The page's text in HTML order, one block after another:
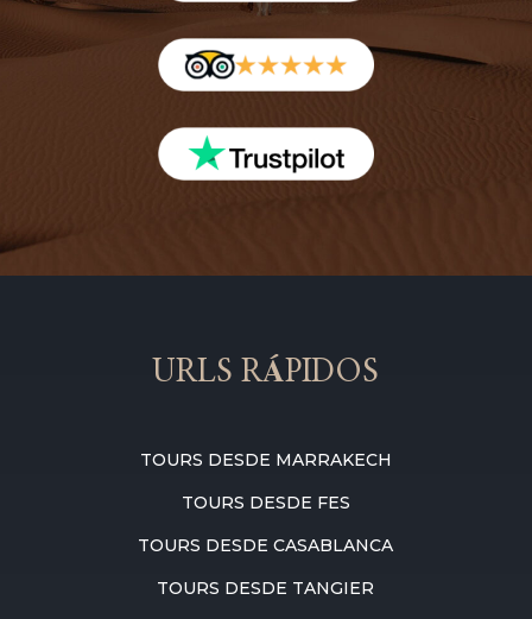
URLS RÁPIDOS
TOURS DESDE MARRAKECH
TOURS DESDE FES
TOURS DESDE CASABLANCA
TOURS DESDE TANGIER